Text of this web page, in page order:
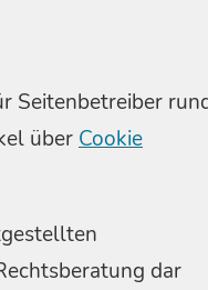
Seitenbetreiber
über Cookie
dar